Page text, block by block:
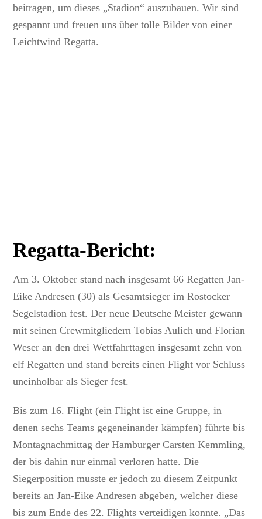
beitragen, um dieses „Stadion“ auszubauen. Wir sind
gespannt und freuen uns über tolle Bilder von einer
Leichtwind Regatta.
Regatta-Bericht:
Am 3. Oktober stand nach insgesamt 66 Regatten Jan-
Eike Andresen (30) als Gesamtsieger im Rostocker
Segelstadion fest. Der neue Deutsche Meister gewann
mit seinen Crewmitgliedern Tobias Aulich und Florian
Weser an den drei Wettfahrttagen insgesamt zehn von
elf Regatten und stand bereits einen Flight vor Schluss
uneinholbar als Sieger fest.
Bis zum 16. Flight (ein Flight ist eine Gruppe, in
denen sechs Teams gegeneinander kämpfen) führte bis
Montagnachmittag der Hamburger Carsten Kemmling,
der bis dahin nur einmal verloren hatte. Die
Siegerposition musste er jedoch zu diesem Zeitpunkt
bereits an Jan-Eike Andresen abgeben, welcher diese
bis zum Ende des 22. Flights verteidigen konnte. „Das